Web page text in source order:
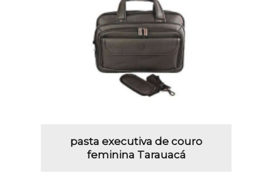
pasta executiva de couro
feminina Tarauacá